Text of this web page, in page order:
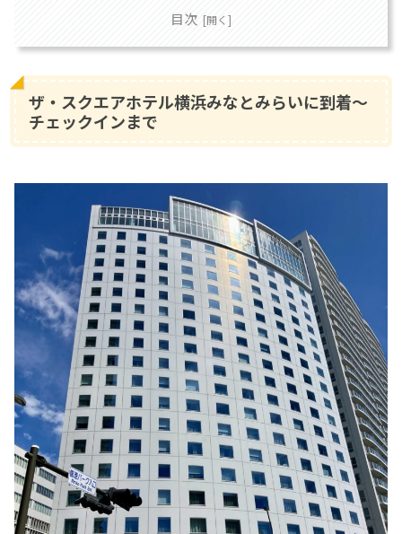
目次
ザ・スクエアホテル横浜みなとみらいに到着〜
チェックインまで